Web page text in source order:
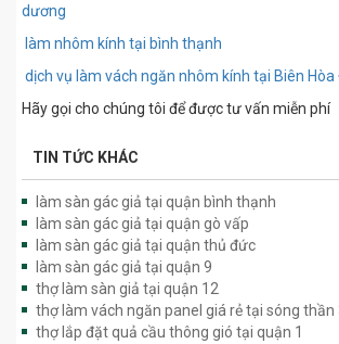
dương
làm nhôm kính tại bình thạnh
dịch vụ làm vách ngăn nhôm kính tại Biên Hòa
Hãy gọi cho chúng tôi để được tư vấn miễn phí
TIN TỨC KHÁC
làm sàn gác giả tại quận bình thạnh
làm sàn gác giả tại quận gò vấp
làm sàn gác giả tại quận thủ đức
làm sàn gác giả tại quận 9
thợ làm sàn giả tại quận 12
thợ làm vách ngăn panel giá rẻ tại sóng thần
thợ lắp đặt quả cầu thông gió tại quận 1